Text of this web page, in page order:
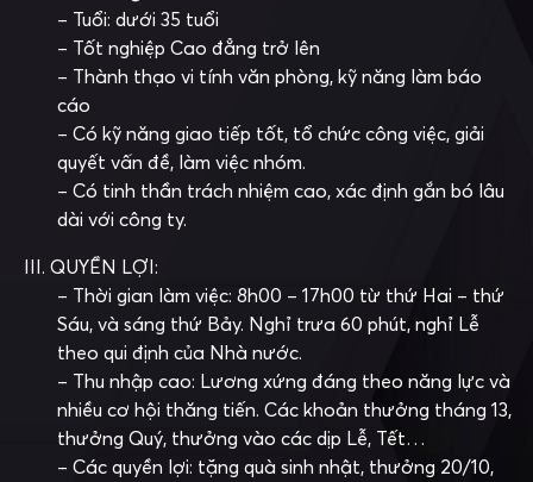
– Tuổi: dưới 35 tuổi
– Tốt nghiệp Cao đẳng trở lên
– Thành thạo vi tính văn phòng, kỹ năng làm báo
cáo
– Có kỹ năng giao tiếp tốt, tổ chức công việc, giải
quyết vấn đề, làm việc nhóm.
– Có tinh thần trách nhiệm cao, xác định gắn bó lâu
dài với công ty.
III. QUYỀN LỢI:
– Thời gian làm việc: 8h00 – 17h00 từ thứ Hai – thứ
Sáu, và sáng thứ Bảy. Nghỉ trưa 60 phút, nghỉ Lễ
theo qui định của Nhà nước.
– Thu nhập cao: Lương xứng đáng theo năng lực và
nhiều cơ hội thăng tiến. Các khoản thưởng tháng 13,
thưởng Quý, thưởng vào các dịp Lễ, Tết…
– Các quyền lợi: tặng quà sinh nhật, thưởng 20/10,